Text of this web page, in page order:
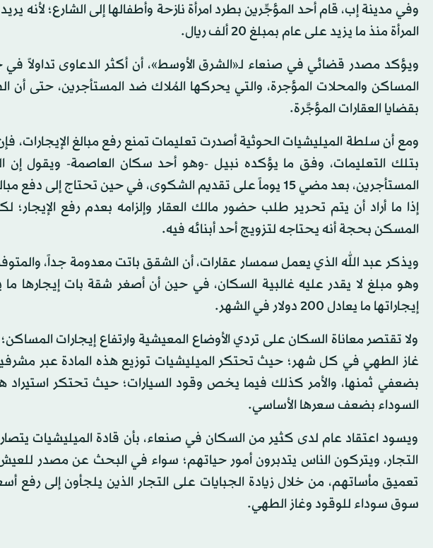
وفي مدينة إب، قام أحد المؤجِّرين بطرد امرأة نازحة وأطفالها إلى الشارع؛ لأنه
المرأة منذ ما يزيد على عام بمبلغ 20 ألف ريال.
ويؤكد مصدر قضائي في صنعاء لـ«الشرق الأوسط»، أن أكثر الدعاوى
المساكن والمحلات المؤجرة، والتي يحركها المُلاك ضد المستأجرين،
بقضايا العقارات المؤجَّرة.
ومع أن سلطة الميليشيات الحوثية أصدرت تعليمات تمنع رفع مبالغ الإيجارات،
بتلك التعليمات، وفق ما يؤكده نبيل -وهو أحد سكان العاصمة- ويقول
المستأجرين، بعد مضي 15 يوماً على تقديم الشكوى، في حين
إذا ما أراد أن يتم تحرير طلب حضور مالك العقار وإلزامه بعدم رفع
المسكن بحجة أنه يحتاجه لتزويج أحد أبنائه فيه.
إيجاراتها ما يعادل 200 دولار في الشهر.
ولا تقتصر معاناة السكان على تردي الأوضاع المعيشية وارتفاع إيجارات
غاز الطهي في كل شهر؛ حيث تحتكر الميليشيات توزيع هذه المادة عبر
بضعفي ثمنها، والأمر كذلك فيما يخص وقود السيارات؛ حيث تحتكر استيراد
السوداء بضعف سعرها الأساسي.
ويسود اعتقاد عام لدى كثير من السكان في صنعاء، بأن قادة الميليشيات
التجار، ويتركون الناس يتدبرون أمور حياتهم؛ سواء في البحث عن مصدر
تعميق مأساتهم، من خلال زيادة الجبايات على التجار الذين يلجأون إلى رفع
سوق سوداء للوقود وغاز الطهي.